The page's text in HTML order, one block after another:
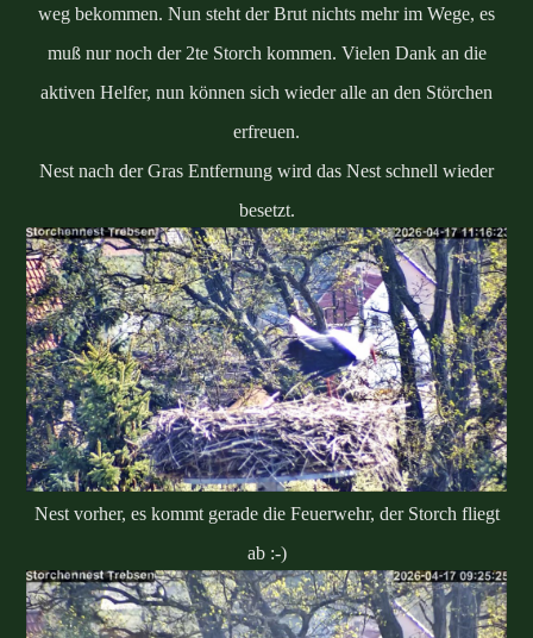
weg bekommen. Nun steht der Brut nichts mehr im Wege, es
muß nur noch der 2te Storch kommen. Vielen Dank an die
aktiven Helfer, nun können sich wieder alle an den Störchen
erfreuen.
Nest nach der Gras Entfernung wird das Nest schnell wieder
besetzt.
Nest vorher, es kommt gerade die Feuerwehr, der Storch fliegt
ab :-)